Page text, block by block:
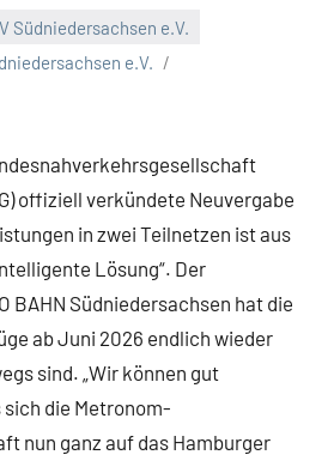
Südniedersachsen e.V.
e.V.
offiziell verkündete Neuvergabe
in zwei Teilnetzen ist aus
Lösung“. Der
BAHN Südniedersachsen hat die
ab Juni 2026 endlich wieder
sind. „Wir können gut
die Metronom-
nun ganz auf das Hamburger